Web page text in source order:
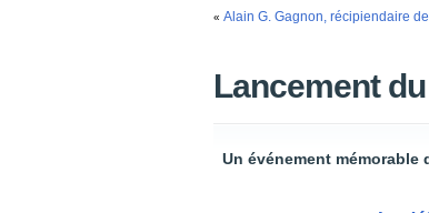
« Alain G. Gagnon, récipiendaire
Lancement
Un événement